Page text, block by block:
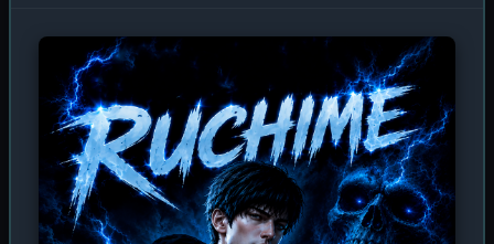
предательством тех, кого он считал близкими, и, самое
главное, с самим собой. Каждый шаг вперёд требует
жертв, каждое обретение навыка оставляет шрамы на
душе. Зрителю предстоит увидеть, как скромный
ученик превращается в фигуру, перед которой
трепещут целые континенты, как его сердце
ожесточается, а на пути к вершине он учится плести
интриги, заключать союзы с демонами и бросать вызов